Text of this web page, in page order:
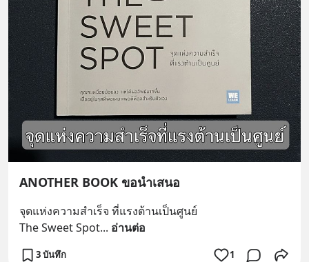
ANOTHER BOOK ขอนำเสนอ
จุดแห่งความสำเร็จ ที่แรงต้านเป็นศูนย์
The Sweet Spot... อ่านต่อ
3 บันทึก 1